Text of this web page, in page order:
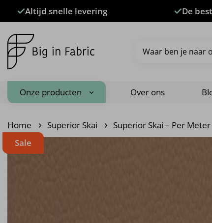
Altijd snelle levering De
naar:
Onze producten Over ons
Home Superior Skai
Superior Skai – Per Meter
Sale